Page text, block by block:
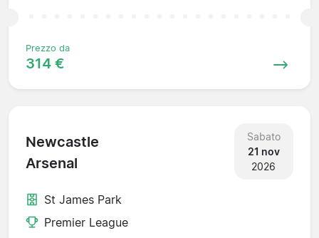
Prezzo da
314 €
Newcastle
Arsenal
Sabato
21 nov
2026
St James Park
Premier League